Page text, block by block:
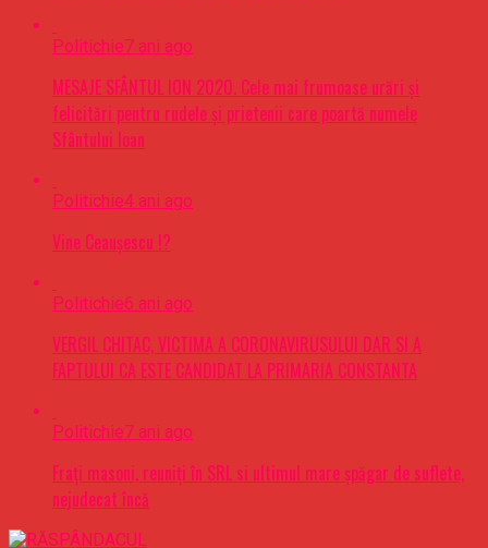
Politichie7 ani ago
MESAJE SFÂNTUL ION 2020. Cele mai frumoase urări şi
felicitări pentru rudele şi prietenii care poartă numele
Sfântului Ioan
Politichie4 ani ago
Vine Ceaușescu !?
Politichie6 ani ago
VERGIL CHITAC, VICTIMA A CORONAVIRUSULUI DAR SI A
FAPTULUI CA ESTE CANDIDAT LA PRIMARIA CONSTANTA
Politichie7 ani ago
Frați masoni, reuniți în SRL si ultimul mare șpăgar de suflete,
nejudecat încă